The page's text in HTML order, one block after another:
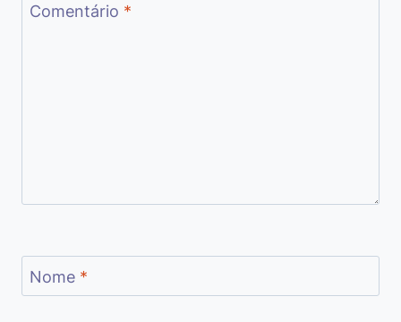
Comentário *
Nome *